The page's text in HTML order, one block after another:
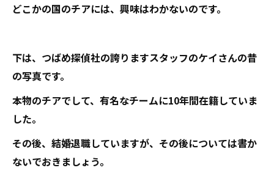
どこかの国のチアには、興味はわかないのです。
下は、つばめ探偵社の誇りますスタッフのケイさんの昔
の写真です。
本物のチアでして、有名なチームに10年間在籍していま
した。
その後、結婚退職していますが、その後については書か
ないでおきましょう。